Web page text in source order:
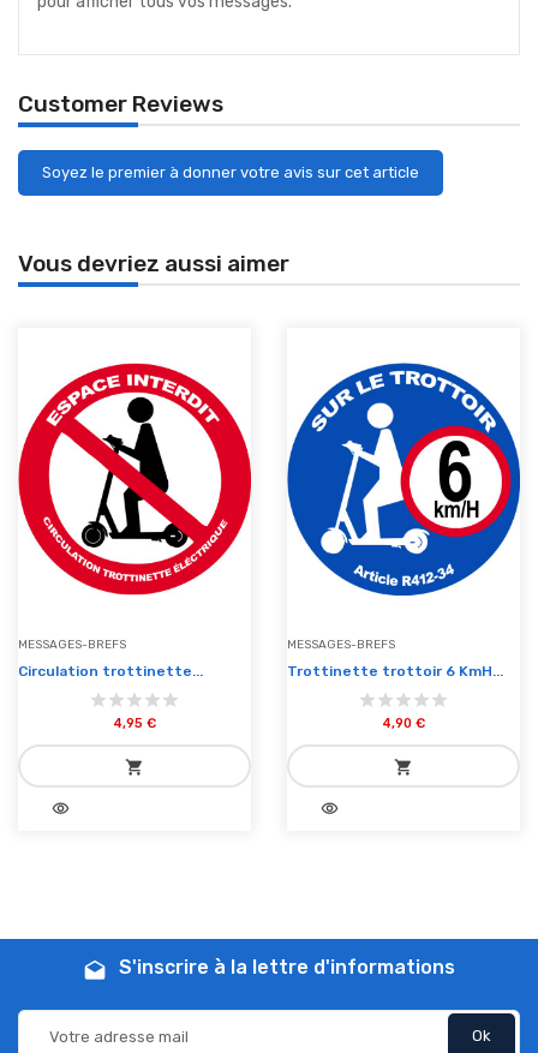
Customer Reviews
Soyez le premier à donner votre avis sur cet article
Vous devriez aussi aimer
MESSAGES-BREFS
Circulation trottinette...
4,95 €
shopping_cart
add_shopping_cartvisibility
MESSAGES-BREFS
Trottinette trottoir 6 KmH...
4,90 €
shopping_cart
add_shopping_cartvisibility
drafts S'inscrire à la lettre d'informations